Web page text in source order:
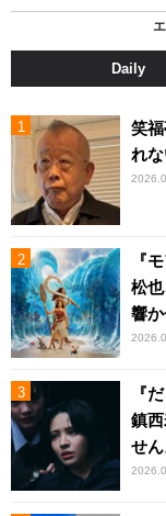
Daily
笑
れ
『
松
響
『
鎮
せん